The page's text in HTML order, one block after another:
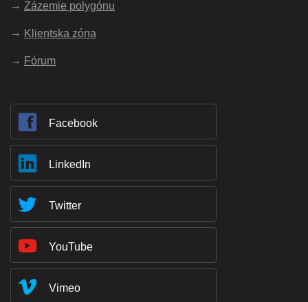
Zázemie polygónu
Klientska zóna
Fórum
Facebook
LinkedIn
Twitter
YouTube
Vimeo